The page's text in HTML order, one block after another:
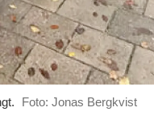
Foto: Jonas Bergkvist